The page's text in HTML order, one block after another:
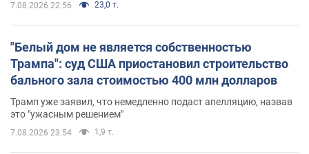
7.08.2026 22:56 23,0 т.
"Белый дом не является собственностью
Трампа": суд США приостановил строительство
бального зала стоимостью 400 млн долларов
Трамп уже заявил, что немедленно подаст апелляцию, назвав
это "ужасным решением"
7.08.2026 23:54 1,9 т.